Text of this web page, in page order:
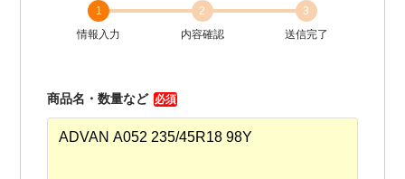
1
情報入力
2
内容確認
3
送信完了
商品名・数量など 必須